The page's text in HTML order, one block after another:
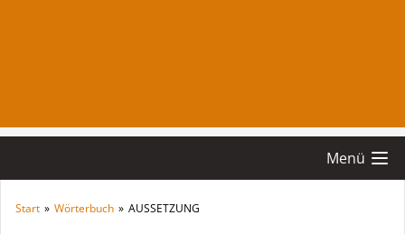
Menü
Start » Wörterbuch » AUSSETZUNG